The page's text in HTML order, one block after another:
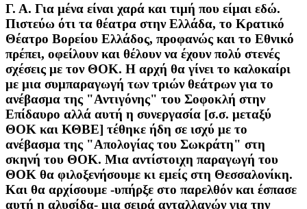
Γ. Α. Για μένα είναι χαρά και τιμή που είμαι εδώ.
Πιστεύω ότι τα θέατρα στην Ελλάδα, το Κρατικό
Θέατρο Βορείου Ελλάδος, προφανώς και το Εθνικό
πρέπει, οφείλουν και θέλουν να έχουν πολύ στενές
σχέσεις με τον ΘΟΚ. Η αρχή θα γίνει το καλοκαίρι
με μια συμπαραγωγή των τριών θεάτρων για το
ανέβασμα της "Αντιγόνης" του Σοφοκλή στην
Επίδαυρο αλλά αυτή η συνεργασία [σ.σ. μεταξύ
ΘΟΚ και ΚΘΒΕ] τέθηκε ήδη σε ισχύ με το
ανέβασμα της "Απολογίας του Σωκράτη" στη
σκηνή του ΘΟΚ. Μια αντίστοιχη παραγωγή του
ΘΟΚ θα φιλοξενήσουμε κι εμείς στη Θεσσαλονίκη.
Και θα αρχίσουμε -υπήρξε στο παρελθόν και έσπασε
αυτή η αλυσίδα- μια σειρά ανταλλαγών για την